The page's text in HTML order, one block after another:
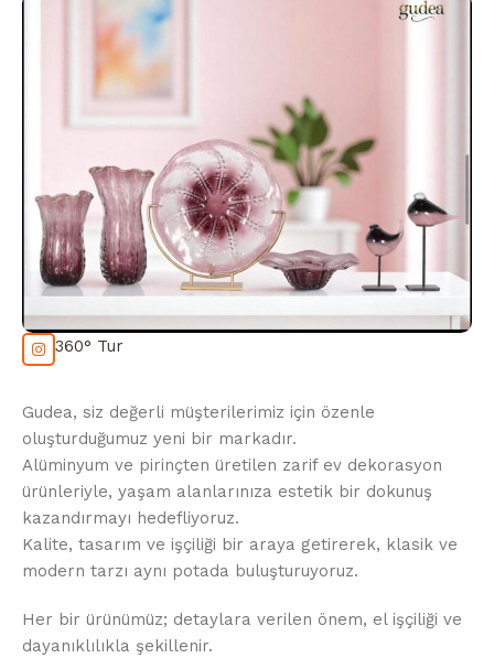
360° Tur
Gudea, siz değerli müşterilerimiz için özenle
oluşturduğumuz yeni bir markadır.
Alüminyum ve pirinçten üretilen zarif ev dekorasyon
ürünleriyle, yaşam alanlarınıza estetik bir dokunuş
kazandırmayı hedefliyoruz.
Kalite, tasarım ve işçiliği bir araya getirerek, klasik ve
modern tarzı aynı potada buluşturuyoruz.
Her bir ürünümüz; detaylara verilen önem, el işçiliği ve
dayanıklılıkla şekillenir.